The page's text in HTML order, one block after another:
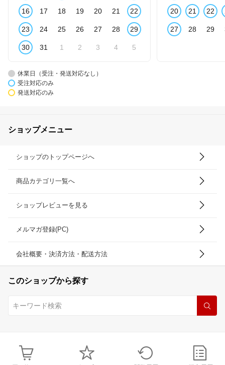
16 17 18 19 20 21 22
23 24 25 26 27 28 29
30 31 1 2 3 4 5
20 21 22
27 28 29
休業日（受注・発送対応なし）
受注対応のみ
発送対応のみ
ショップメニュー
ショップのトップページへ
商品カテゴリ一覧へ
ショップレビューを見る
メルマガ登録(PC)
会社概要・決済方法・配送方法
このショップから探す